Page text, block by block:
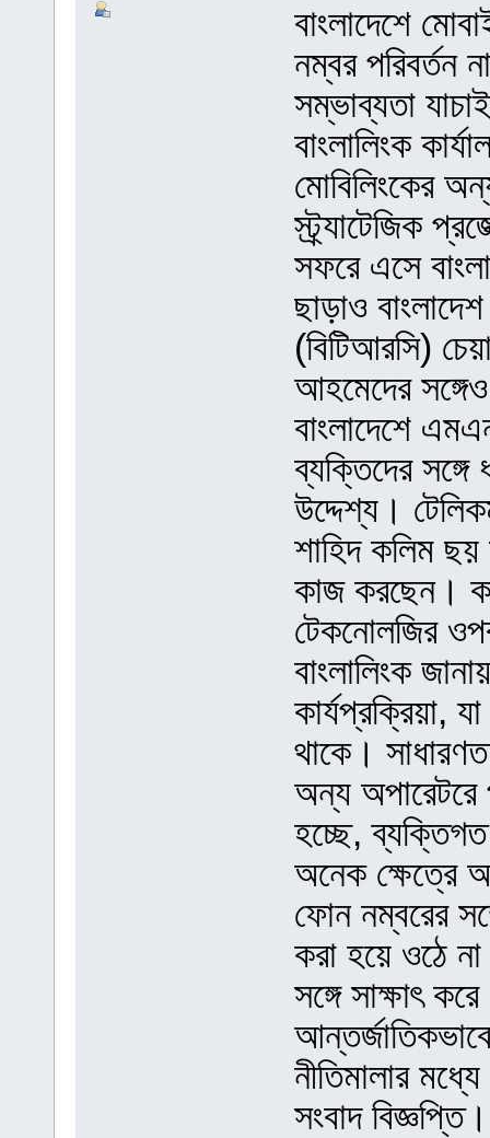
বাংলাদেশে
নম্বর পরিবর্তন
সম্ভাব্যতা
বাংলালিংক
মোবিলিংকের
স্ট্র্যাটেজিক
সফরে এসে
ছাড়াও
(বিটিআরসি)
আহমেদের
বাংলাদেশে
ব্যক্তিদের
উদ্দেশ্য।
শাহিদ কলিম ছয়
কাজ করছেন।
টেকনোলজির
বাংলালিংক
কার্যপ্রক্রিয়া,
থাকে।
অন্য অপারেটরে
হচ্ছে, ব্যক্তিগত
অনেক ক্ষেত্রে
ফোন নম্বরের
করা হয়ে ওঠে
সঙ্গে সাক্ষাৎ
নীতিমালার
সংবাদ বিজ্ঞপ্তি।